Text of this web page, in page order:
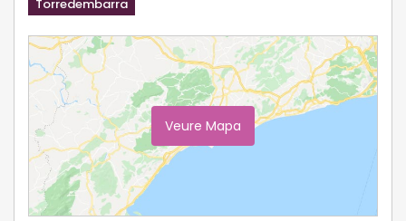
Torredembarra
Veure Mapa